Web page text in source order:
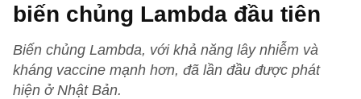
biến chủng Lambda đầu tiên
Biến chủng Lambda, với khả năng lây nhiễm và
kháng vaccine mạnh hơn, đã lần đầu được phát
hiện ở Nhật Bản.